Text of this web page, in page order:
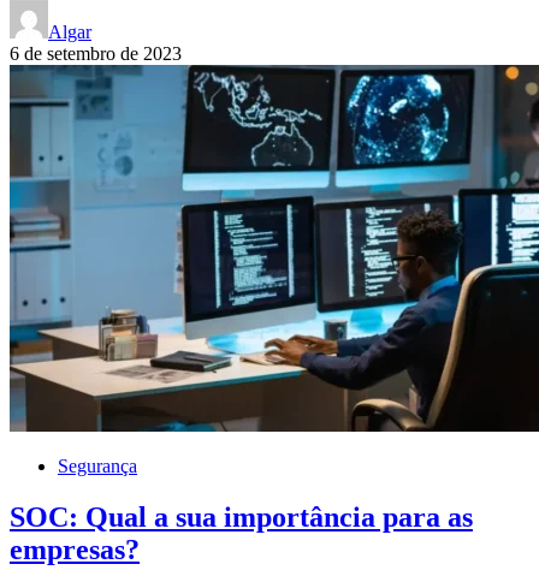
Algar
6 de setembro de 2023
Segurança
SOC: Qual a sua importância para as
empresas?